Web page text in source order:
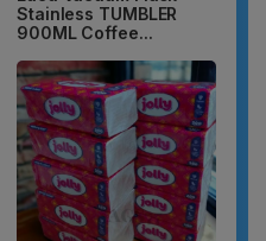
Stainless TUMBLER
900ML Coffee...